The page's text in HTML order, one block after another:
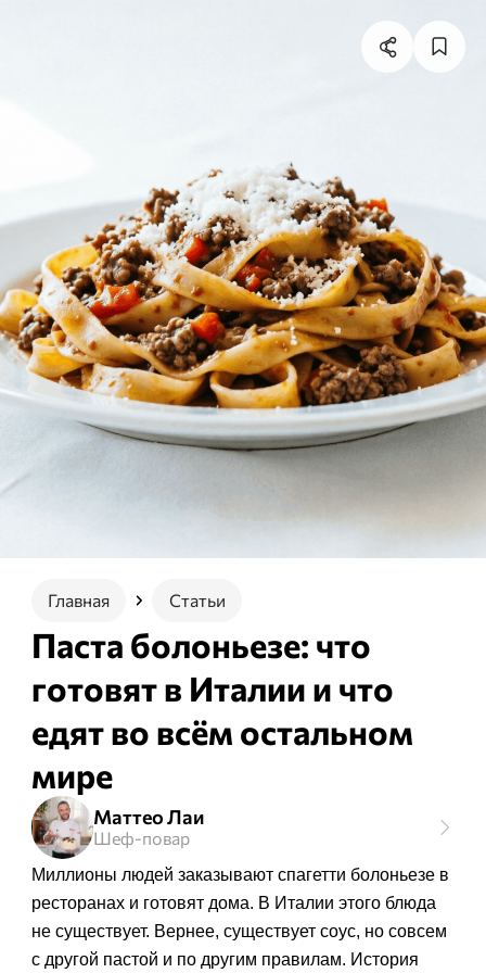
Главная Статьи
Паста болоньезе: что
готовят в Италии и что
едят во всём остальном
мире
Маттео Лаи
Шеф-повар
Миллионы людей заказывают спагетти болоньезе в
ресторанах и готовят дома. В Италии этого блюда
не существует. Вернее, существует соус, но совсем
с другой пастой и по другим правилам. История